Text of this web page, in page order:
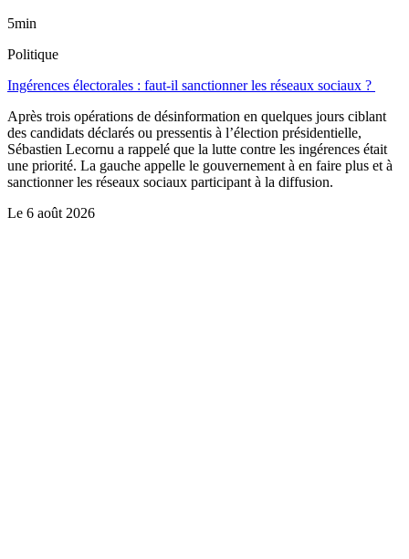
5min
Politique
Ingérences électorales : faut-il sanctionner les réseaux sociaux ?
Après trois opérations de désinformation en quelques jours ciblant
des candidats déclarés ou pressentis à l’élection présidentielle,
Sébastien Lecornu a rappelé que la lutte contre les ingérences était
une priorité. La gauche appelle le gouvernement à en faire plus et à
sanctionner les réseaux sociaux participant à la diffusion.
Le 6 août 2026